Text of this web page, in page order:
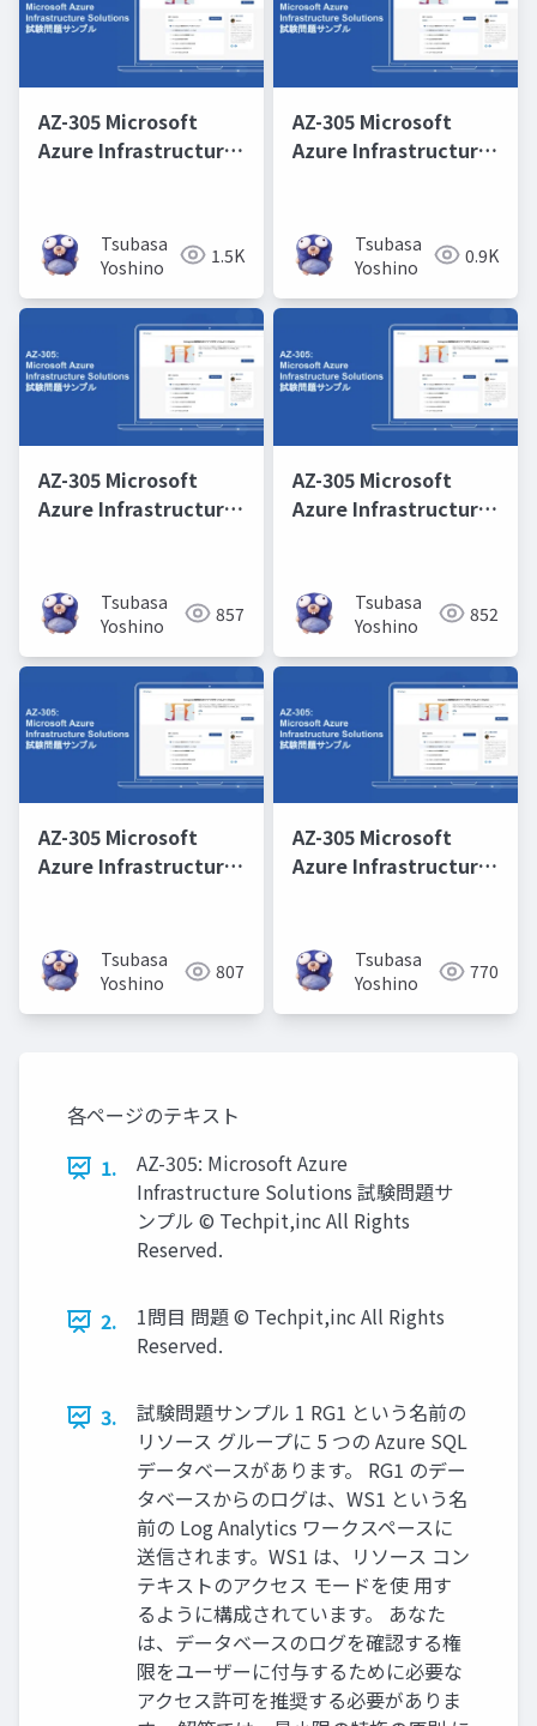
AZ-305 Microsoft
Azure Infrastructure
Tsubasa
Yoshino
1.5K
AZ-305 Microsoft
Azure Infrastructure
Tsubasa
Yoshino
0.9K
AZ-305 Microsoft
Azure Infrastructure
Tsubasa
Yoshino
857
AZ-305 Microsoft
Azure Infrastructure
Tsubasa
Yoshino
852
AZ-305 Microsoft
Azure Infrastructure
Tsubasa
Yoshino
807
AZ-305 Microsoft
Azure Infrastructure
Tsubasa
Yoshino
770
各ページのテキスト
1.
AZ-305: Microsoft Azure
Infrastructure Solutions 試験問題サ
ンプル © Techpit,inc All Rights
Reserved.
2.
1問目 問題 © Techpit,inc All Rights
Reserved.
3.
試験問題サンプル 1 RG1 という名前の
リソース グループに 5 つの Azure SQL
データベースがあります。 RG1 のデー
タベースからのログは、WS1 という名
前の Log Analytics ワークスペースに
送信されます。WS1 は、リソース コン
テキストのアクセス モードを使 用す
るように構成されています。 あなた
は、データベースのログを確認する権
限をユーザーに付与するために必要な
アクセス許可を推奨する必要がありま